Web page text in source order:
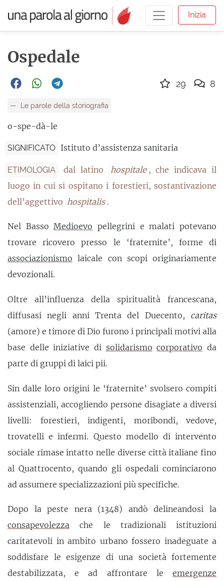
Inizia
Ospedale
Le parole della storiografia
o-spe-dà-le
SIGNIFICATO Istituto d’assistenza sanitaria
ETIMOLOGIA dal latino hospitale , che indicava il
luogo in cui si ospitano i forestieri, sostantivazione
dell’aggettivo hospitalis .
Nel BassoMedioevo pellegrini e malati potevano
trovare ricovero presso le ‘fraternite’, forme di
associazionismo laicale con scopi originariamente
devozionali.
Oltre all’influenza della spiritualità francescana,
diffusasi negli anni Trenta del Duecento, caritas
(amore) e timore di Dio furono i principali motivi alla
base delle iniziative di solidarismo corporativo da
parte di gruppi di laici pii.
Sin dalle loro origini le ‘fraternite’ svolsero compiti
assistenziali, accogliendo persone disagiate a diversi
livelli: forestieri, indigenti, moribondi, vedove,
trovatelli e infermi. Questo modello di intervento
sociale rimase intatto nelle diverse città italiane fino
al Quattrocento, quando gli ospedali cominciarono
ad assumere specializzazioni più specifiche.
Dopo la peste nera (1348) andò delineandosi la
consapevolezza che le tradizionali istituzioni
caritatevoli in ambito urbano fossero inadeguate a
soddisfare le esigenze di una società fortemente
destabilizzata, e ad affrontare le emergenze
29 8